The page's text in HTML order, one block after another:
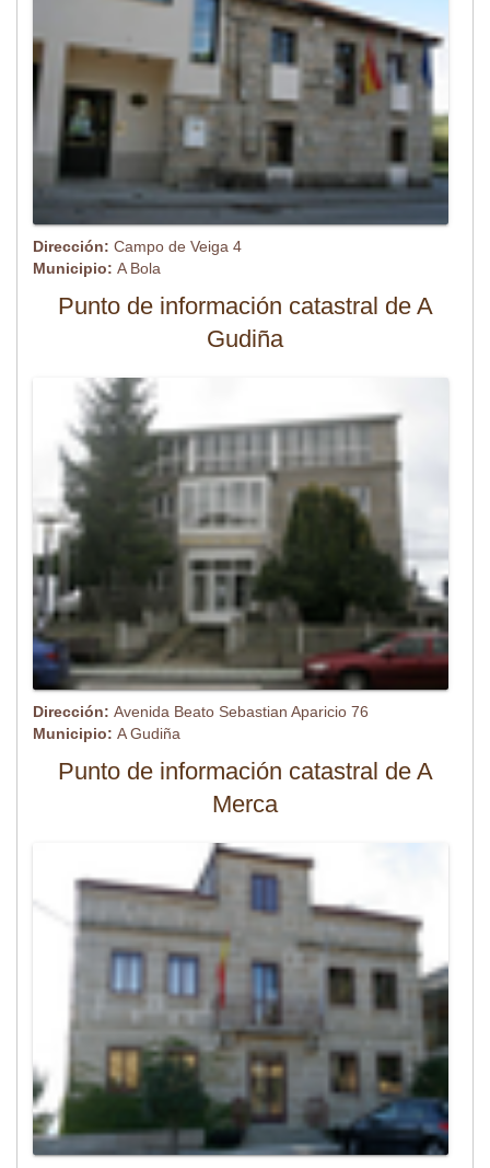
Dirección: Campo de Veiga 4
Municipio: A Bola
Punto de información catastral de A
Gudiña
Dirección: Avenida Beato Sebastian Aparicio 76
Municipio: A Gudiña
Punto de información catastral de A
Merca